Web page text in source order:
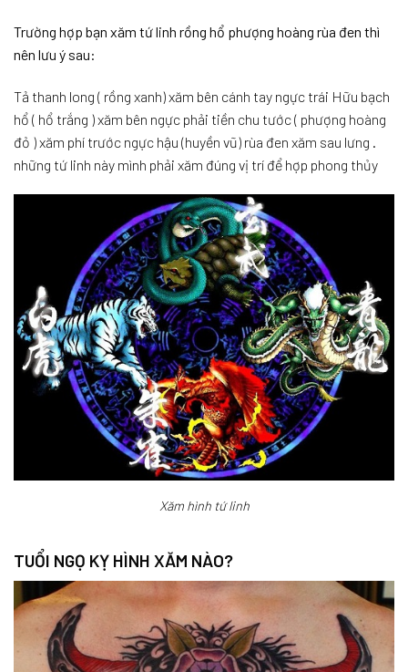
​​​​​​Trường hợp bạn xăm tứ linh rồng hổ phượng hoàng rùa đen thì
nên lưu ý sau:
Tả thanh long ( rồng xanh) xăm bên cánh tay ngực trái Hữu bạch
hổ ( hổ trắng ) xăm bên ngực phải tiền chu tước ( phượng hoàng
đỏ ) xăm phí trước ngực hậu (huyền vũ) rùa đen xăm sau lưng .
những tứ linh này mình phải xăm đúng vị trí để hợp phong thủy
Xăm hình tứ linh
TUỔI NGỌ KỴ HÌNH XĂM NÀO?